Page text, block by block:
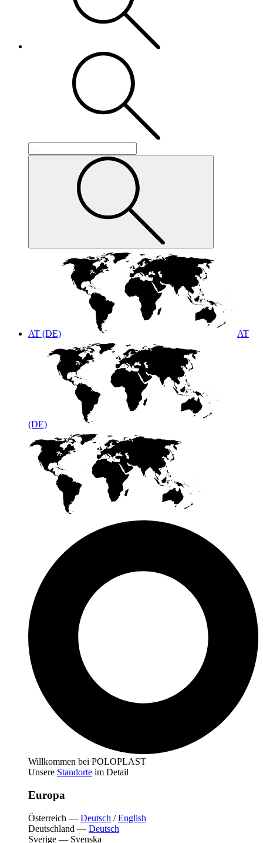
AT (DE) AT
(DE)
Willkommen bei POLOPLAST
Unsere Standorte im Detail
Europa
Österreich — Deutsch /English
Deutschland — Deutsch
Sverige — Svenska